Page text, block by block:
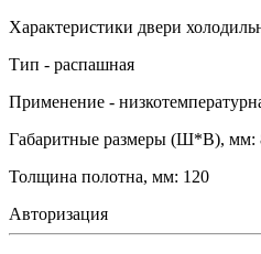
Характеристики двери
Тип - распашная
Применение -
Габаритные размеры (Ш*В), мм:
Толщина полотна, мм: 120
Авторизация